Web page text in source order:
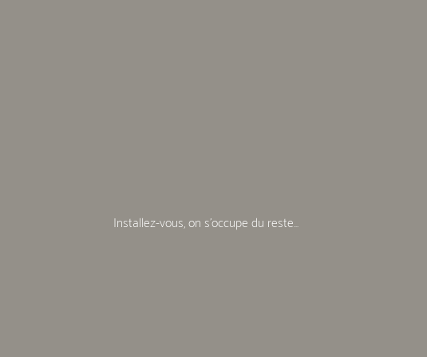
Installez-vous, on s'occupe du reste...